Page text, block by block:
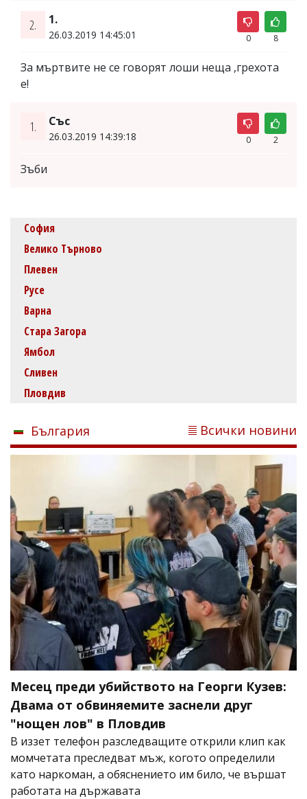
2. 1.
26.03.2019 14:45:01 0 8
За мъртвите не се говорят лоши неща ,грехота
е!
1. Със
26.03.2019 14:39:18 0 2
Зъби
София
Велико Търново
Плевен
Русе
Варна
Стара Загора
Ямбол
Сливен
Пловдив
България Всички новини
Месец преди убийството на Георги Кузев:
Двама от обвиняемите заснели друг
"нощен лов" в Пловдив
В иззет телефон разследващите открили клип как
момчетата преследват мъж, когото определили
като наркоман, а обяснението им било, че вършат
работата на държавата